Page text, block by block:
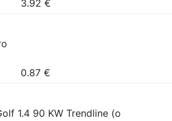
3.92 €
0.87 €
1.4 90 KW Trendline (o